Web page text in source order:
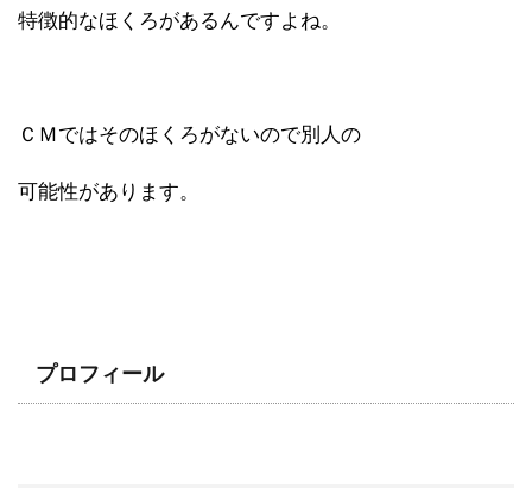
特徴的なほくろがあるんですよね。
ＣＭではそのほくろがないので別人の
可能性があります。
プロフィール